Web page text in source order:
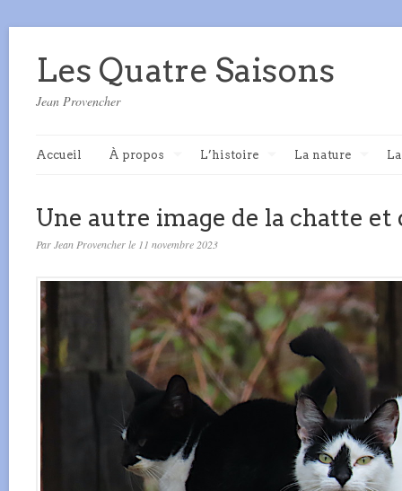
Les Quatre Saisons
Jean Provencher
Accueil À propos L’histoire La nature
Une autre image de la chatte et
Par Jean Provencher le 11 novembre 2023